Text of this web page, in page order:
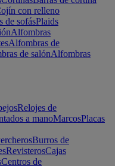
con relleno
de sofásPlaids
Alfombras
Alfombras de
de salónAlfombras
Relojes de
a manoMarcosPlacas
Burros de
RevisterosCajas
Centros de